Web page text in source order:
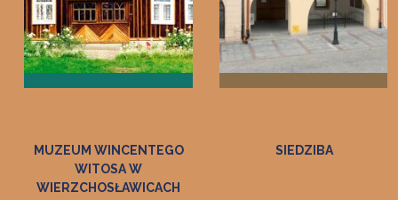
SIEDZIBA MUZEUM ZAMEK W DĘBNIE